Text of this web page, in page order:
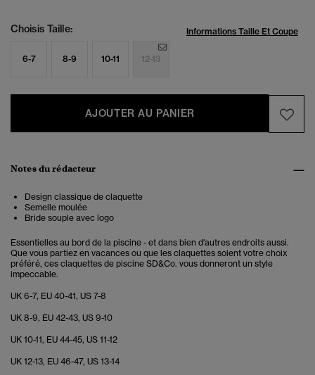
Choisis Taille: Informations Taille Et Coupe
6-7 8-9 10-11 12-13
AJOUTER AU PANIER
Notes du rédacteur
Design classique de claquette
Semelle moulée
Bride souple avec logo
Essentielles au bord de la piscine - et dans bien d'autres endroits aussi.
Que vous partiez en vacances ou que les claquettes soient votre choix
préféré, ces claquettes de piscine SD&Co. vous donneront un style
impeccable.
UK 6-7, EU 40-41, US 7-8
UK 8-9, EU 42-43, US 9-10
UK 10-11, EU 44-45, US 11-12
UK 12-13, EU 46-47, US 13-14